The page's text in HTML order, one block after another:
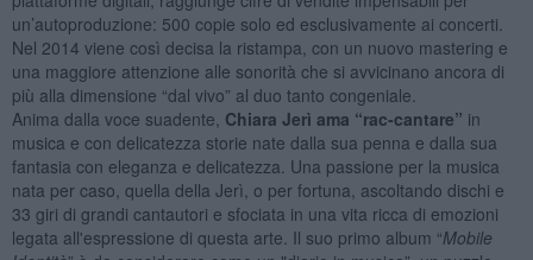
un’autoproduzione: 500 copie solo ed esclusivamente ai concerti.
Nel 2014 viene così decisa la ristampa, con un nuovo mastering e
una maggiore attenzione alle sonorità che si avvicinano ancora di
più alla dimensione “dal vivo” al duo tanto congeniale.
Anima dalla voce suadente, Chiara Jerì ama “rac-cantare” in
musica e con delicatezza storie nate dalla sua penna e dalla sua
fantasia con eleganza e delicatezza. Una passione per la musica
nata per caso, quella della Jerì, o per fortuna, ascoltando dischi e
33 giri di grandi cantautori e sfociata in una vita ricca di emozioni
legata all'espressione di questa arte. Il suo primo album “Mobile